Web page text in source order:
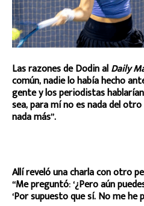
Las razones de Dodin alDaily
común, nadie lo había hecho
gente y los periodistas
sea, para mí no es nada del
nada más”.
Allí reveló una charla con otro
“Me preguntó: ‘¿Pero aún
‘Por supuesto que sí. No me he